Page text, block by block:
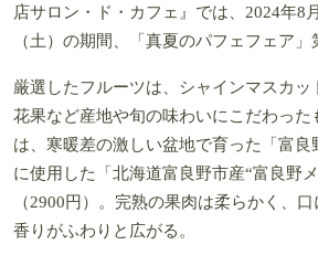
店サロン・ド・カフェ』では、2024年8
（土）の期間、「真夏のパフェフェア」
厳選したフルーツは、シャインマスカ
花果など産地や旬の味わいにこだわった
は、寒暖差の激しい盆地で育った「富良
に使用した「北海道富良野市産“富良野メ
（2900円）。完熟の果肉は柔らかく、
香りがふわりと広がる。